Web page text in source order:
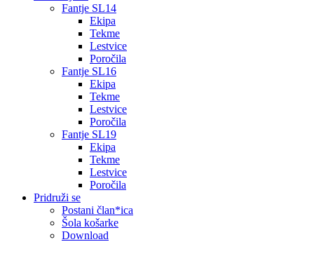
Fantje SL14
Ekipa
Tekme
Lestvice
Poročila
Fantje SL16
Ekipa
Tekme
Lestvice
Poročila
Fantje SL19
Ekipa
Tekme
Lestvice
Poročila
Pridruži se
Postani član*ica
Šola košarke
Download